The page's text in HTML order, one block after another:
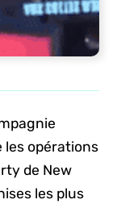
les opérations
de New
les plus